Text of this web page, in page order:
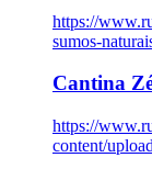
https://
sumos-
Cantina
https://
content/